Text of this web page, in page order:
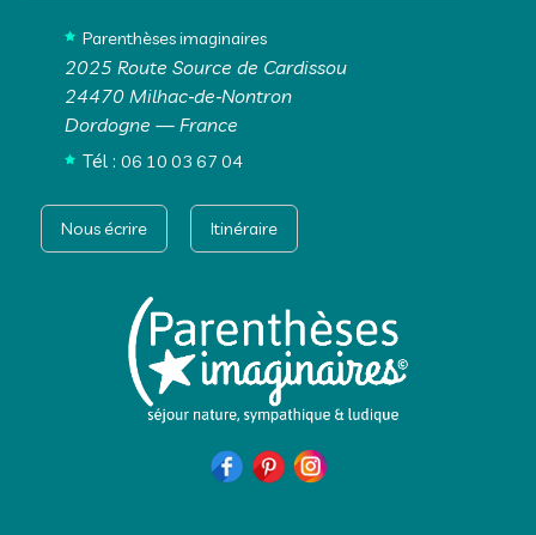
Parenthèses imaginaires
2025 Route Source de Cardissou
24470 Milhac‑de‑Nontron
Dordogne — France
Tél : 06 10 03 67 04
Nous écrire Itinéraire